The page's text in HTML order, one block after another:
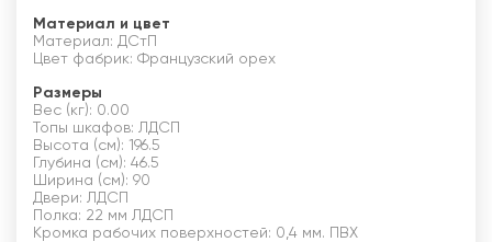
Материал и цвет
Материал: ДСтП
Цвет фабрик: Французский орех
Размеры
Вес (кг): 0.00
Топы шкафов: ЛДСП
Высота (см): 196.5
Глубина (см): 46.5
Ширина (см): 90
Двери: ЛДСП
Полка: 22 мм ЛДСП
Кромка рабочих поверхностей: 0,4 мм. ПВХ